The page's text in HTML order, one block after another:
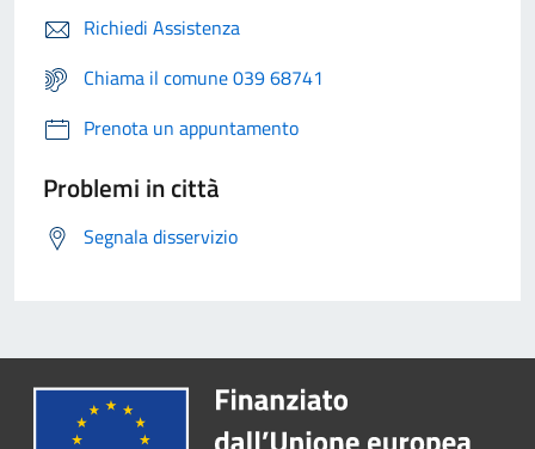
Richiedi Assistenza
Chiama il comune 039 68741
Prenota un appuntamento
Problemi in città
Segnala disservizio